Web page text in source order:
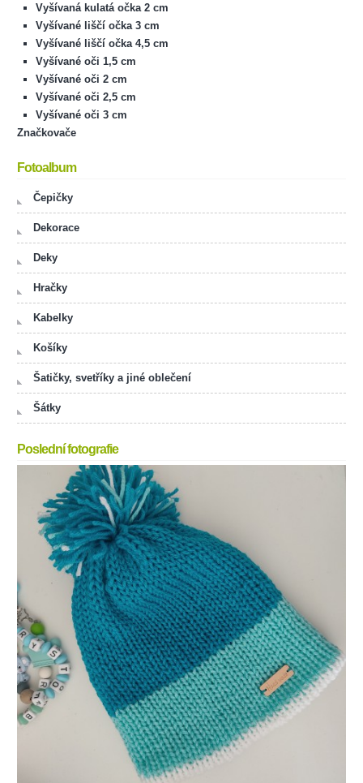
Vyšívaná kulatá očka 2 cm
Vyšívané liščí očka 3 cm
Vyšívané liščí očka 4,5 cm
Vyšívané oči 1,5 cm
Vyšívané oči 2 cm
Vyšívané oči 2,5 cm
Vyšívané oči 3 cm
Značkovače
Fotoalbum
Čepičky
Dekorace
Deky
Hračky
Kabelky
Košíky
Šatičky, svetříky a jiné oblečení
Šátky
Poslední fotografie